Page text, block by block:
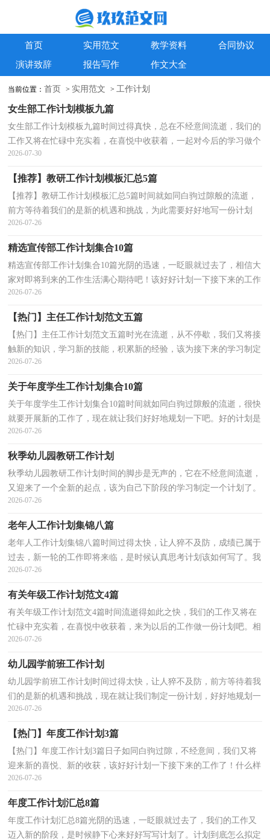
首页 实用范文 教学资料
合同协议
演讲致辞
报告写作 作文大全
当前位置：首页 > 实用范文 >工作计划
女生部工作计划模板九篇
女生部工作计划模板九篇时间过得真快，总在不经意间流逝，我们的
工作又将在忙碌中充实着，在喜悦中收获着，一起对今后的学习做个
计划吧。那么我们该怎么去写计划呢？下面是小编精心整...
2026-07-30
【推荐】教研工作计划模板汇总5篇
【推荐】教研工作计划模板汇总5篇时间就如同白驹过隙般的流逝，
前方等待着我们的是新的机遇和挑战，为此需要好好地写一份计划
了。我们该怎么拟定计划呢？下面是小编收集整理的教...
2026-07-26
精选宣传部工作计划集合10篇
精选宣传部工作计划集合10篇光阴的迅速，一眨眼就过去了，相信大
家对即将到来的工作生活满心期待吧！该好好计划一下接下来的工作
了！我们该怎么拟定计划呢？下面是小编帮大家整理的宣...
2026-07-26
【热门】主任工作计划范文五篇
【热门】主任工作计划范文五篇时光在流逝，从不停歇，我们又将接
触新的知识，学习新的技能，积累新的经验，该为接下来的学习制定
一个计划了。你所接触过的计划都是什么样子的呢？以下是...
2026-07-26
关于年度学生工作计划集合10篇
关于年度学生工作计划集合10篇时间就如同白驹过隙般的流逝，很快
就要开展新的工作了，现在就让我们好好地规划一下吧。好的计划是
什么样的呢？以下是小编为大家整理的年度学生工作...
2026-07-26
秋季幼儿园教研工作计划
秋季幼儿园教研工作计划时间的脚步是无声的，它在不经意间流逝，
又迎来了一个全新的起点，该为自己下阶段的学习制定一个计划了。
那么计划怎么拟定才能发挥它最大的作用呢？下面是小...
2026-07-26
老年人工作计划集锦八篇
老年人工作计划集锦八篇时间过得太快，让人猝不及防，成绩已属于
过去，新一轮的工作即将来临，是时候认真思考计划该如何写了。我
们该怎么拟定计划呢？以下是小编帮大家整理的老年人工...
2026-07-26
有关年级工作计划范文4篇
有关年级工作计划范文4篇时间流逝得如此之快，我们的工作又将在
忙碌中充实着，在喜悦中收获着，来为以后的工作做一份计划吧。相
信大家又在为写计划犯愁了？下面是小编帮大家整理的...
2026-07-26
幼儿园学前班工作计划
幼儿园学前班工作计划时间过得太快，让人猝不及防，前方等待着我
们的是新的机遇和挑战，现在就让我们制定一份计划，好好地规划一
下吧。拟起计划来就毫无头绪？以下是小编整理的幼儿园...
2026-07-26
【热门】年度工作计划3篇
【热门】年度工作计划3篇日子如同白驹过隙，不经意间，我们又将
迎来新的喜悦、新的收获，该好好计划一下接下来的工作了！什么样
的计划才是好的计划呢？下面是小编为大家整理的年度工...
2026-07-26
年度工作计划汇总8篇
年度工作计划汇总8篇光阴的迅速，一眨眼就过去了，我们的工作又
迈入新的阶段，是时候静下心来好好写写计划了。计划到底怎么拟定